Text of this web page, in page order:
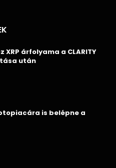
XRP árfolyama a CLARITY
után
is belépne a